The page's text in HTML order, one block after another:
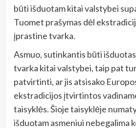
būti išduotam kitai valstybei
Tuomet prašymas dėl
įprastine tvarka.
Asmuo, sutinkantis būti
tvarka kitai valstybei, taip pat
patvirtinti, ar jis atsisako
ekstradicijos įtvirtintos
taisyklės. Šioje taisyklėje
išduotam asmeniui nebegalima